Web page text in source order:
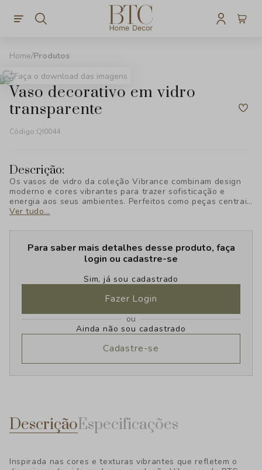
Produtos
Faça o download das imagens
vaso decorativo em vidro
transparente
Código:QI0044
Descrição:
Os vasos de vidro da coleção Vibrance combinam design
moderno e cores vibrantes para trazer sofisticação e
energia aos seus ambientes. Perfeitos como peças centrais
ou acessórios decorativos, esses vasos destacam-se pelo
adicionando um toque de elegância e personalidade a
Ver tudo...
Para saber mais detalhes desse produto, faça
login ou cadastre-se
Sim, já sou cadastrado
Fazer Login
ou
Ainda não sou cadastrado
Cadastre-se
DescriçãoEspecificações
Inspirada nas cores e texturas vibrantes que refletem o